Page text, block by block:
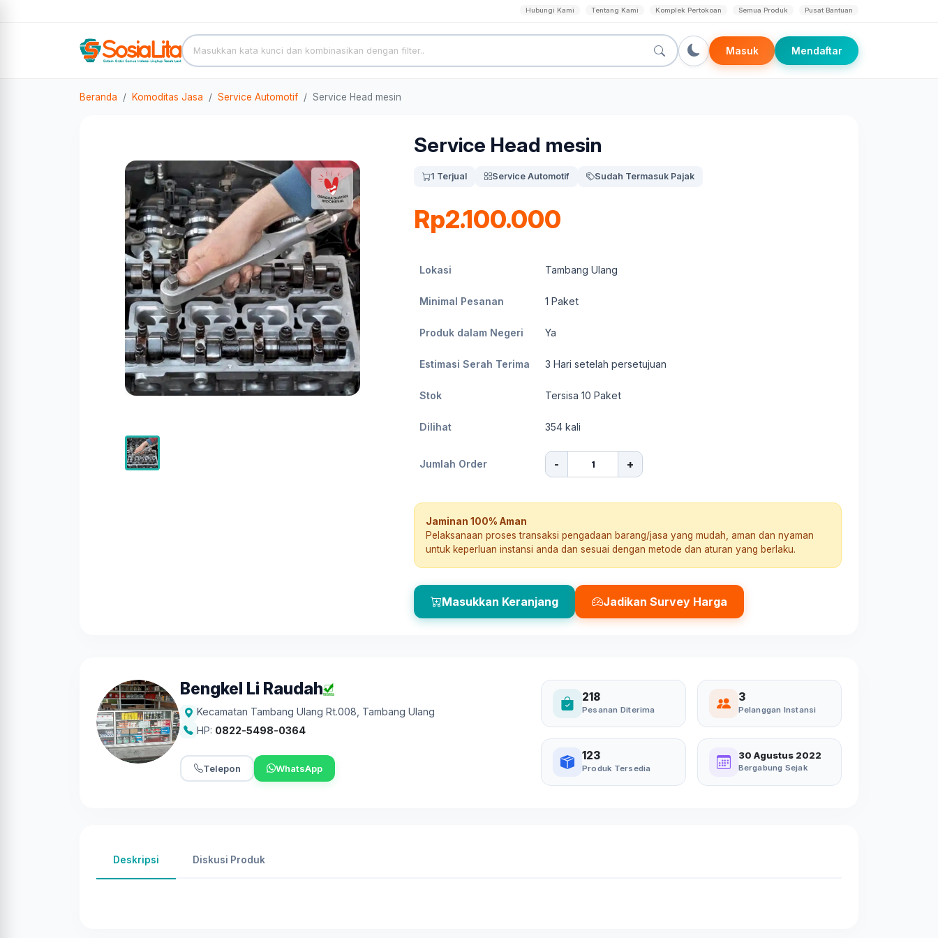
Hubungi Kami Tentang Kami Komplek Pertokoan Semua Produk Pusat Bantuan
Masuk Mendaftar
Beranda Komoditas Jasa Service Automotif Service Head mesin
Service Head mesin
1 Terjual Service Automotif Sudah Termasuk Pajak
Rp2.100.000
Lokasi Tambang Ulang
Minimal Pesanan 1 Paket
Produk dalam Negeri Ya
Estimasi Serah Terima 3 Hari setelah persetujuan
Stok Tersisa 10 Paket
Dilihat 354 kali
Jumlah Order - +
Jaminan 100% Aman
Pelaksanaan proses transaksi pengadaan barang/jasa yang mudah, aman dan nyaman
untuk keperluan instansi anda dan sesuai dengan metode dan aturan yang berlaku.
Masukkan Keranjang Jadikan Survey Harga
Bengkel Li Raudah
Kecamatan Tambang Ulang Rt.008 Tambang Ulang
HP: 0822-5498-0364
Telepon WhatsApp
218
Pesanan Diterima
3
Pelanggan Instansi
123
Produk Tersedia
30 Agustus 2022
Bergabung Sejak
Deskripsi Diskusi Produk